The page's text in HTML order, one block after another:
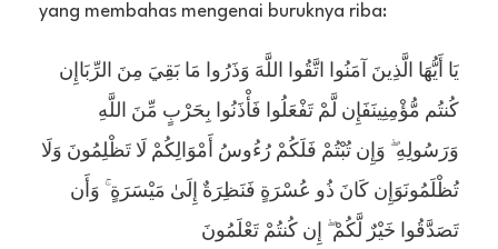
yang membahas mengenai buruknya riba:
يَا أَيُّهَا الَّذِينَ آمَنُوا اتَّقُوا اللَّهَ وَذَرُوا مَا بَقِيَ مِنَ الرِّبَاإِن
كُنتُم مُّؤْمِنِينَفَإِن لَّمْ تَفْعَلُوا فَأْذَنُوا بِحَرْبٍ مِّنَ اللَّهِ
وَرَسُولِهِ ۖ وَإِن تُبْتُمْ فَلَكُمْ رُءُوسُ أَمْوَالِكُمْ لَا تَظْلِمُونَ وَلَا
تُظْلَمُونَوَإِن كَانَ ذُو عُسْرَةٍ فَنَظِرَةٌ إِلَىٰ مَيْسَرَةٍ ۚ وَأَن
تَصَدَّقُوا خَيْرٌ لَّكُمْ ۖ إِن كُنتُمْ تَعْلَمُونَ